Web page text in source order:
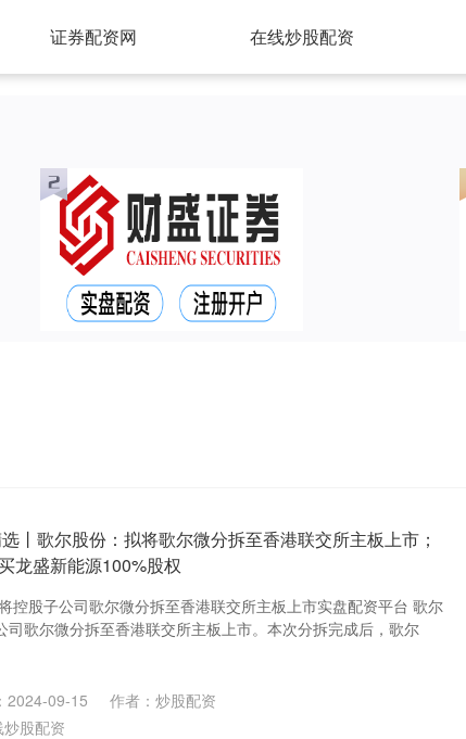
证券配资网 在线炒股配资
丨歌尔股份：拟将歌尔微分拆至香港联交所主板上市；
龙盛新能源100%股权
控股子公司歌尔微分拆至香港联交所主板上市实盘配资平台 歌尔
司歌尔微分拆至香港联交所主板上市。本次分拆完成后，歌尔
2024-09-15
作者：炒股配资
股配资